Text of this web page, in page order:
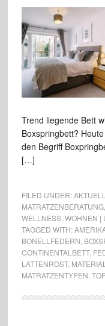
Trend liegende Bett
Boxspringbett?
den Begriff
[…]
FILED UNDER:AKTUELL
MATRATZENBERATUNG,
WELLNESS, WOHNEN |
TAGGED WITH:
BONELLFEDERN
CONTINENTALBETT,
LATTENROST,
MATRATZENTYPEN